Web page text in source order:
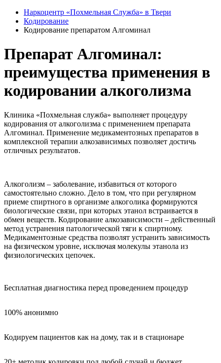
Наркоцентр «Похмельная Служба» в Твери
Кодирование
Кодирование препаратом Алгоминал
Препарат Алгоминал:
преимущества применения в
кодировании алкоголизма
Клиника «Похмельная служба» выполняет процедуру
кодирования от алкоголизма с применением препарата
Алгоминал. Применение медикаментозных препаратов в
комплексной терапии алкозависимых позволяет достичь
отличных результатов.
Алкоголизм – заболевание, избавиться от которого
самостоятельно сложно. Дело в том, что при регулярном
приеме спиртного в организме алкоголика формируются
биологические связи, при которых этанол встраивается в
обмен веществ. Кодирование алкозависимости – действенный
метод устранения патологической тяги к спиртному.
Медикаментозные средства позволят устранить зависимость
на физическом уровне, исключая молекулы этанола из
физиологических цепочек.
Бесплатная диагностика перед проведением процедур
100% анонимно
Кодируем пациентов как на дому, так и в стационаре